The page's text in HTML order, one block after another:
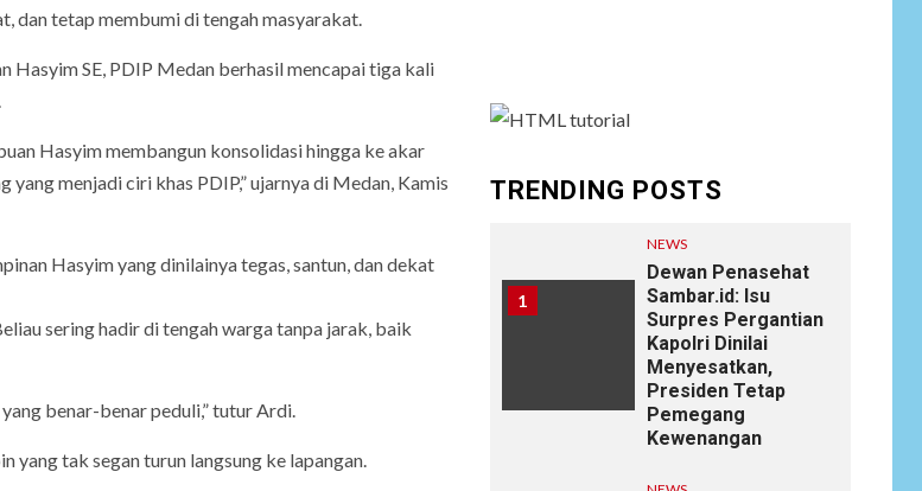
dan tetap membumi di tengah masyarakat.
SE, PDIP Medan berhasil mencapai tiga kali
Hasyim membangun konsolidasi hingga ke akar
menjadi ciri khas PDIP,” ujarnya di Medan, Kamis
Hasyim yang dinilainya tegas, santun, dan dekat
sering hadir di tengah warga tanpa jarak, baik
benar-benar peduli,” tutur Ardi.
yang tak segan turun langsung ke lapangan.
TRENDING POSTS
1
NEWS
Dewan Penasehat
Sambar.id: Isu
Surpres Pergantian
Kapolri Dinilai
Menyesatkan,
Presiden Tetap
Pemegang
Kewenangan